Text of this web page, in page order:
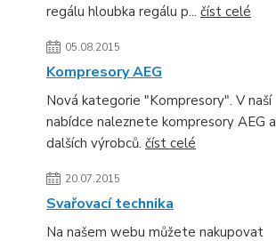
regálu hloubka regálu p... číst celé
05.08.2015
Kompresory AEG
Nová kategorie "Kompresory". V naší
nabídce naleznete kompresory AEG a
dalších výrobců. číst celé
20.07.2015
Svařovací technika
Na našem webu můžete nakupovat